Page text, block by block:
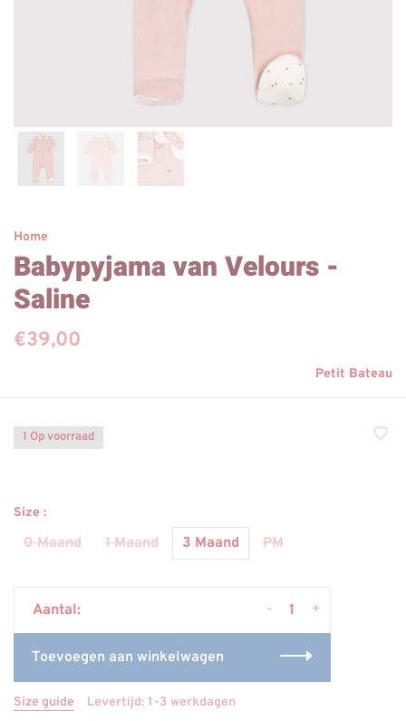
Home
Babypyjama van Velours -
Saline
€39,00
Petit Bateau
1 Op voorraad
Size :
0 Maand 1 Maand 3 Maand PM
Aantal: +
-
Toevoegen aan winkelwagen
Size guide Levertijd: 1-3 werkdagen